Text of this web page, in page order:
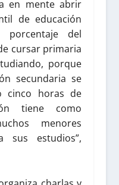
en mente abrir
de educación
porcentaje del
cursar primaria
porque
secundaria se
cinco horas de
tiene como
menores
sus estudios”,